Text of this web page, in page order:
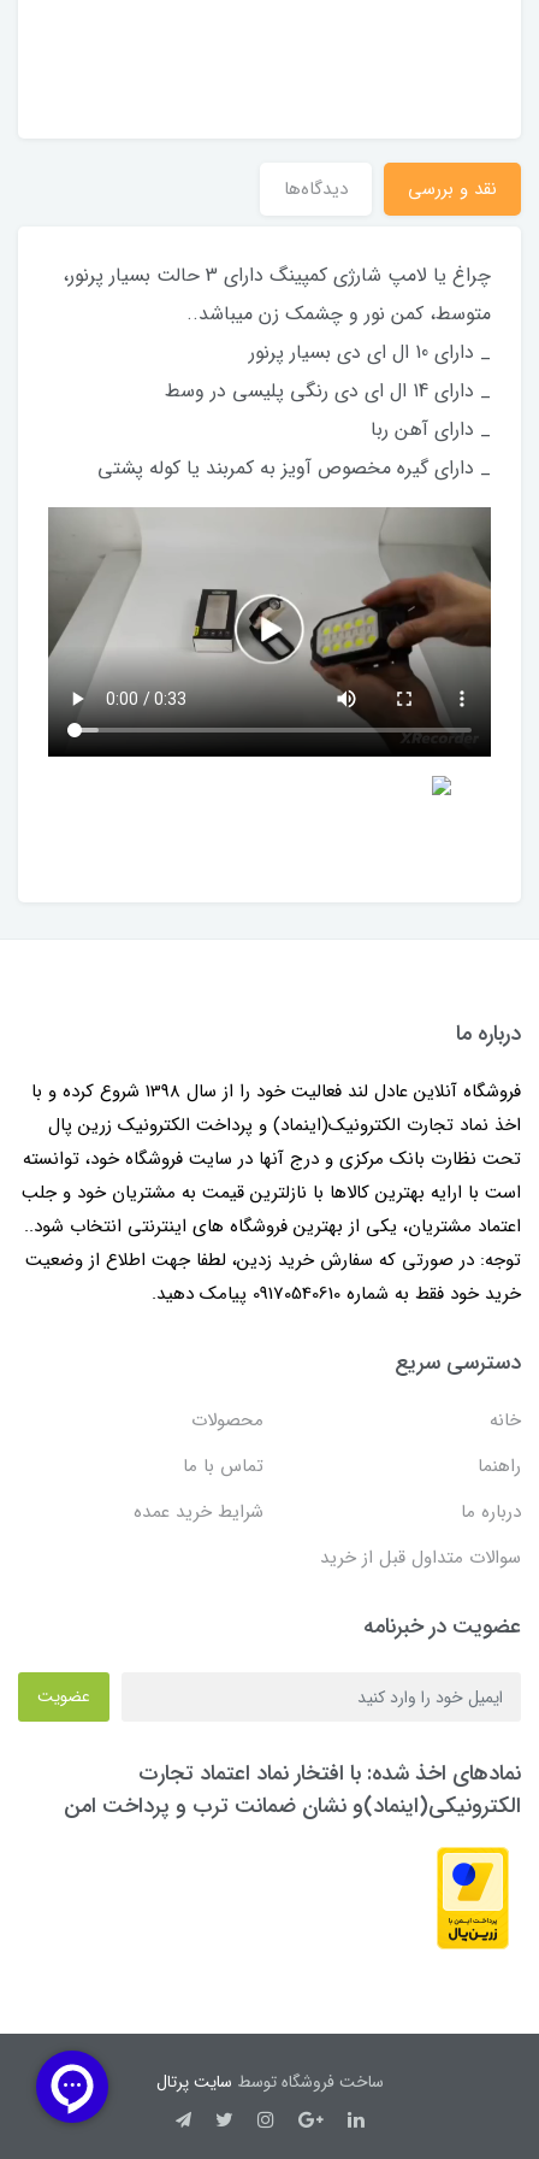
نقد و بررسی دیدگاه‌ها
چراغ یا لامپ شارژی کمپینگ دارای 3 حالت بسیار پرنور،
متوسط، کمن نور و چشمک زن میباشد..
_ دارای 10 ال ای دی بسیار پرنور
_ دارای 14 ال ای دی رنگی پلیسی در وسط
_ دارای آهن ربا
_ دارای گیره مخصوص آویز به کمربند یا کوله پشتی
درباره ما
فروشگاه آنلاین عادل لند فعالیت خود را از سال 1398 شروع کرده و با
اخذ نماد تجارت الکترونیک(اینماد) و پرداخت الکترونیک زرین پال
تحت نظارت بانک مرکزی و درج آنها در سایت فروشگاه خود، توانسته
است با ارایه بهترین کالاها با نازلترین قیمت به مشتریان خود و جلب
اعتماد مشتریان، یکی از بهترین فروشگاه های اینترنتی انتخاب شود..
توجه: در صورتی که سفارش خرید زدین، لطفا جهت اطلاع از وضعیت
خرید خود فقط به شماره 09170540610 پیامک دهید.
دسترسی سریع
خانه
محصولات
راهنما
تماس با ما
درباره ما
شرایط خرید عمده
سوالات متداول قبل از خرید
عضویت در خبرنامه
عضویت
نمادهای اخذ شده: با افتخار نماد اعتماد تجارت
الکترونیکی(اینماد)و نشان ضمانت ترب و پرداخت امن
ساخت فروشگاه توسط سایت پرتال